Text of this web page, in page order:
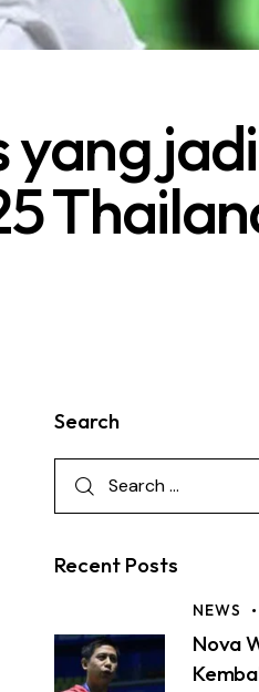
yang jadi
Search
Recent Posts
NEWS
Nova